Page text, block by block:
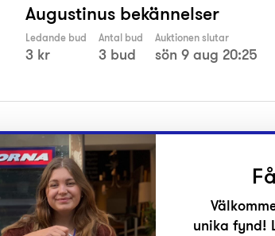
Augustinus bekännelser
Ledande bud
3 kr
Antal bud
3 bud
Auktionen slutar
sön 9 aug 20:25
unika fynd!